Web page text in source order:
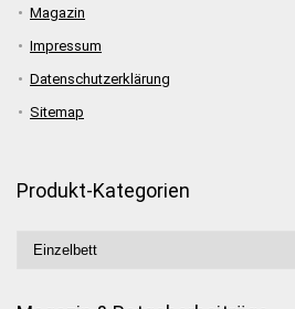
Magazin
Impressum
Datenschutzerklärung
Sitemap
Produkt-Kategorien